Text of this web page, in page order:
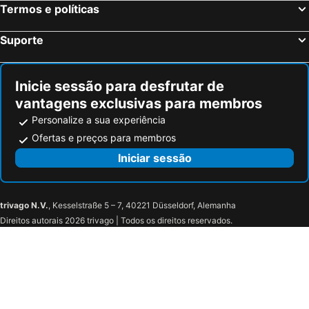
Oia, Sul do Mar Egeu Hotéis
Termos e políticas
Suporte
Inicie sessão para desfrutar de
vantagens exclusivas para membros
Personalize a sua experiência
Ofertas e preços para membros
Iniciar sessão
trivago N.V., Kesselstraße 5 – 7, 40221 Düsseldorf, Alemanha
Direitos autorais 2026 trivago | Todos os direitos reservados.